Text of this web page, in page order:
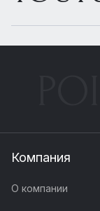
Компания
О компании